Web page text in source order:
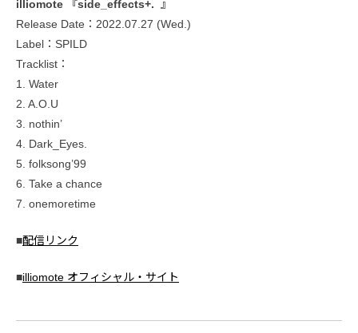
illiomote 『side_effects+. 』
Release Date：2022.07.27 (Wed.)
Label：SPILD
Tracklist：
1. Water
2. A.O.U
3. nothin’
4. Dark_Eyes.
5. folksong’99
6. Take a chance
7. onemoretime
■配信リンク
■illiomote オフィシャル・サイト